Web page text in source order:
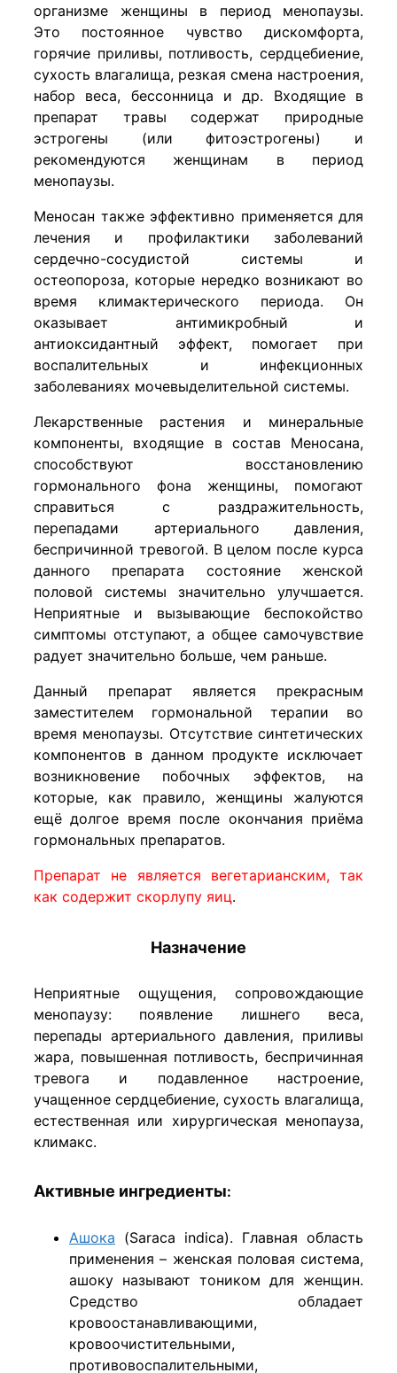
организме женщины в период менопаузы.
Это постоянное чувство дискомфорта,
горячие приливы, потливость, сердцебиение,
сухость влагалища, резкая смена настроения,
набор веса, бессонница и др. Входящие в
препарат травы содержат природные
эстрогены (или фитоэстрогены) и
рекомендуются женщинам в период
менопаузы.
Меносан также эффективно применяется для
лечения и профилактики заболеваний
сердечно-сосудистой системы и
остеопороза, которые нередко возникают во
время климактерического периода. Он
оказывает антимикробный и
антиоксидантный эффект, помогает при
воспалительных и инфекционных
заболеваниях мочевыделительной системы.
Лекарственные растения и минеральные
компоненты, входящие в состав Меносана,
способствуют восстановлению
гормонального фона женщины, помогают
справиться с раздражительность,
перепадами артериального давления,
беспричинной тревогой. В целом после курса
данного препарата состояние женской
половой системы значительно улучшается.
Неприятные и вызывающие беспокойство
симптомы отступают, а общее самочувствие
радует значительно больше, чем раньше.
Данный препарат является прекрасным
заместителем гормональной терапии во
время менопаузы. Отсутствие синтетических
компонентов в данном продукте исключает
возникновение побочных эффектов, на
которые, как правило, женщины жалуются
ещё долгое время после окончания приёма
гормональных препаратов.
Препарат не является вегетарианским, так
как содержит скорлупу яиц.
Назначение
Неприятные ощущения, сопровождающие
менопаузу: появление лишнего веса,
перепады артериального давления, приливы
жара, повышенная потливость, беспричинная
тревога и подавленное настроение,
учащенное сердцебиение, сухость влагалища,
естественная или хирургическая менопауза,
климакс.
Активные ингредиенты:
Ашока (Saraca indica). Главная область
применения – женская половая система,
ашоку называют тоником для женщин.
Средство обладает
кровоостанавливающими,
кровоочистительными,
противовоспалительными,